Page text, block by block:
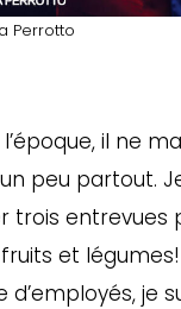
Perrotto
l’époque, il ne
peu partout.
trois entrevues
et légumes!
je